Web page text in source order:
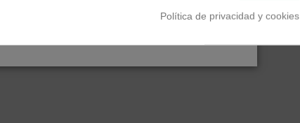
anterior.
de agarrar y fácil de poner y quitar de la lente.
Política de privacidad y cookies